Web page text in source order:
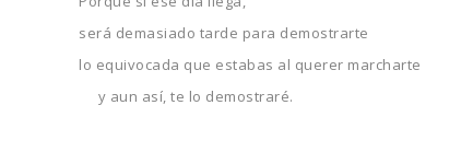
será demasiado tarde para demostrarte
lo equivocada que estabas al querer marcharte
y aun así, te lo demostraré.